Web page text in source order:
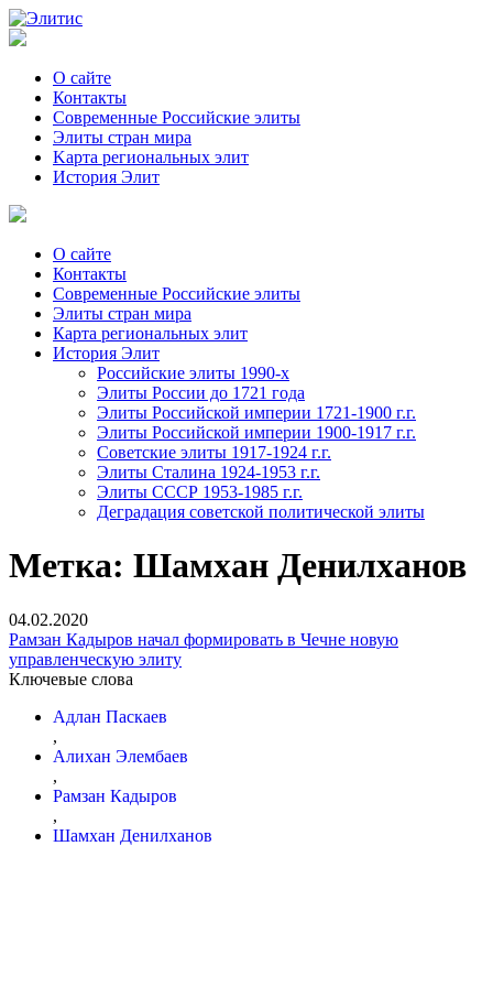
О сайте
Контакты
Современные Российские элиты
Элиты стран мира
Kартa региональных элит
История Элит
О сайте
Контакты
Современные Российские элиты
Элиты стран мира
Картa региональных элит
История Элит
Российские элиты 1990-х
Элиты России до 1721 года
Элиты Российской империи 1721-1900 г.г.
Элиты Российской империи 1900-1917 г.г.
Советские элиты 1917-1924 г.г.
Элиты Сталина 1924-1953 г.г.
Элиты СССР 1953-1985 г.г.
Деградация советской политической элиты
Метка: Шамхан Денилханов
04.02.2020
Рамзан Кадыров начал формировать в Чечне новую
управленческую элиту
Ключевые слова
Адлан Паскаев
,
Алихан Элембаев
,
Рамзан Кадыров
,
Шамхан Денилханов